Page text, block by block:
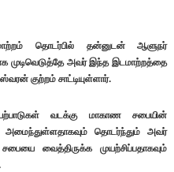
தொடர்பில் தன்னுடன் ஆளுநர்
முடிவெடுத்தே அவர் இந்த இடமாற்றத்தை
குற்றம் சாட்டியுள்ளார்.
வடக்கு மாகாண சபையின்
அமைந்துள்ளதாகவும் தொடர்ந்தும் அவர்
வைத்திருக்க முயற்சிப்பதாகவும்